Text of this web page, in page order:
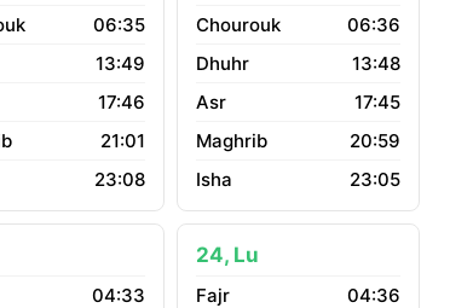
06:35
13:49
17:46
21:01
23:08
06:36
13:48
17:45
20:59
23:05
04:33
24, Lu
04:36